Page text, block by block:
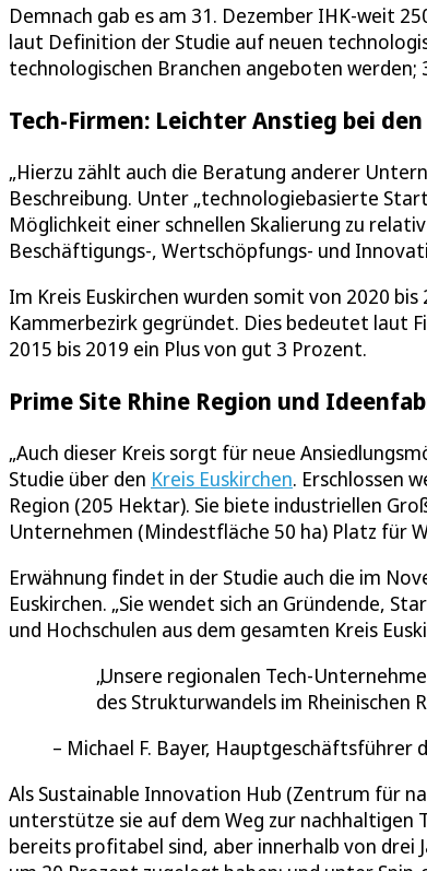
Demnach gab es am 31. Dezember IHK-weit
laut Definition der Studie auf neuen
technologischen Branchen angeboten werden;
Tech-Firmen: Leichter Anstieg bei
„Hierzu zählt auch die Beratung anderer
Beschreibung. Unter „technologiebasierte
Möglichkeit einer schnellen Skalierung zu
Beschäftigungs-, Wertschöpfungs- und
Im Kreis Euskirchen wurden somit von 2020
Kammerbezirk gegründet. Dies bedeutet laut
2015 bis 2019 ein Plus von gut 3 Prozent.
Prime Site Rhine Region und
„Auch dieser Kreis sorgt für neue
Studie über den Kreis Euskirchen. Erschlossen
Region (205 Hektar). Sie biete industriellen
Unternehmen (Mindestfläche 50 ha) Platz für
Erwähnung findet in der Studie auch die im
Euskirchen. „Sie wendet sich an Gründende,
und Hochschulen aus dem gesamten Kreis
Unsere regionalen Tech-
des Strukturwandels im Rheinischen
Michael F. Bayer, Hauptgeschäftsführer
Als Sustainable Innovation Hub (Zentrum für
unterstütze sie auf dem Weg zur
bereits profitabel sind, aber innerhalb von